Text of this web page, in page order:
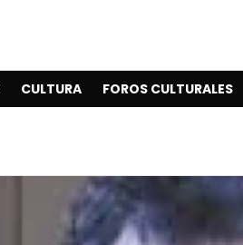
CULTURA FOROS CULTURALES